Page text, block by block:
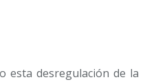
esta desregulación de la